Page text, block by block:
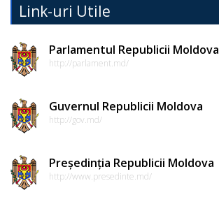
Link-uri Utile
Parlamentul Republicii Moldova
http://parlament.md/
Guvernul Republicii Moldova
http://gov.md/
Președinția Republicii Moldova
http://www.presedinte.md/